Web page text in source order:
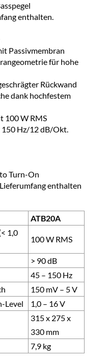
enthalten.
Passivmembran
für hohe
Rückwand
dank hochfestem
100 W RMS
150 Hz/12 dB/Okt.
Turn-On
enthalten
ATB20A
1,0
100 W RMS
> 90 dB
45 – 150 Hz
150 mV – 5 V
Level
1,0 – 16 V
315 x 275 x
330 mm
7,9 kg